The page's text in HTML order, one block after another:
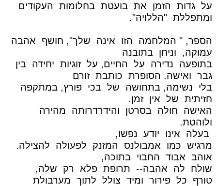
על גדות הזמן את בועטת בחלומות
העקודים
ומתפללת "הללויה".
הספר, " המלחמה הזו אינה שלך", חושף
אהבה
עמוקה,
וניחן בתובנה
בתופעה
נדירה על החיים, על זוגיות יחידה בין
גבר ואישה. הסופרת כותבת זורם
בלי
נשימה, בתחושה של בכי פורץ, במתקפה
חזיתית של אין זמן.
האישה
חולה בסרטן והידרדרותה
מהירה
ולוהטת.
בעלה
אינו יודע נפשו,
מרגיש כמו אמבולנס המזנק לפעולה
להצילה.
אוהב אבוד החבוי בתוכה,
שולח
לה אהבה-- תרופת פלא רק
שלה,
טורף
כל פירור ומיד צולל לתוך מערבולת